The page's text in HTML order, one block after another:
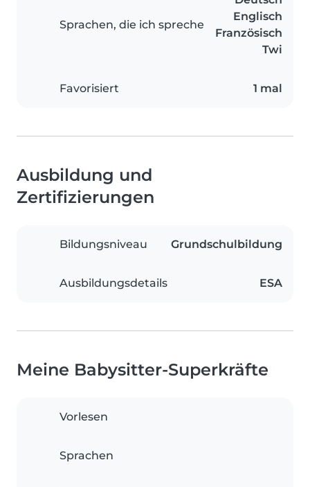
Sprachen, die ich spreche
Englisch
Französisch
Twi
Favorisiert 1 mal
Ausbildung und
Zertifizierungen
Bildungsniveau Grundschulbildung
Ausbildungsdetails ESA
Meine Babysitter-Superkräfte
Vorlesen
Sprachen